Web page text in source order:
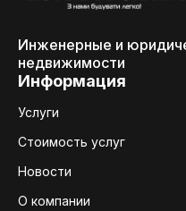
Инженерные и
недвижимости
Информация
Услуги
Стоимость услуг
Новости
О компании